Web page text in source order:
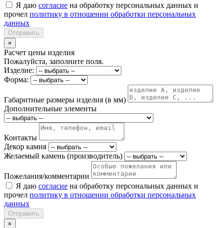
Я даю согласие на обработку персональных данных и
прочел политику в отношении обработки персональных
данных
Отправить
×
Расчет цены изделия
Пожалуйста, заполните поля.
Изделие:
Форма:
Габаритные размеры изделия (в мм)
Дополнительные элементы
Контакты
Декор камня
Желаемый камень (производитель)
Пожелания/комментарии
Я даю согласие на обработку персональных данных и
прочел политику в отношении обработки персональных
данных
Отправить
×